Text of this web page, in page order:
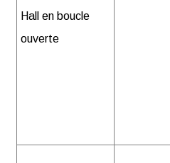
Hall en boucle
ouverte